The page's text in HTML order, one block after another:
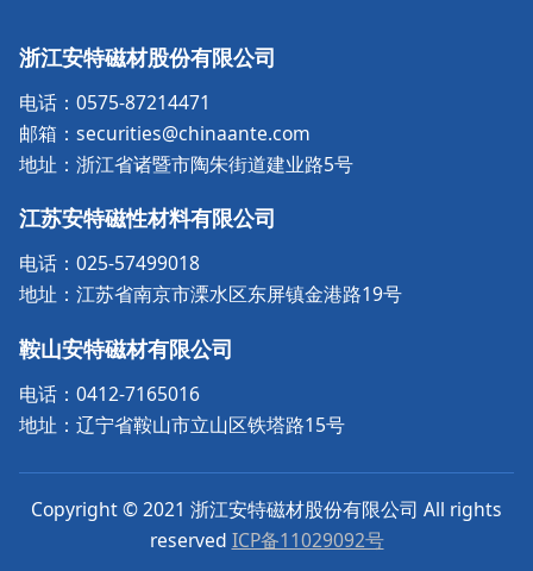
浙江安特磁材股份有限公司
电话：0575-87214471
邮箱：securities@chinaante.com
地址：浙江省诸暨市陶朱街道建业路5号
江苏安特磁性材料有限公司
电话：025-57499018
地址：江苏省南京市溧水区东屏镇金港路19号
鞍山安特磁材有限公司
电话：0412-7165016
地址：辽宁省鞍山市立山区铁塔路15号
Copyright © 2021 浙江安特磁材股份有限公司 All rights
reserved ICP备11029092号